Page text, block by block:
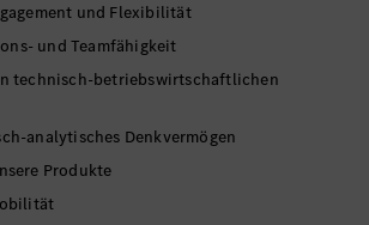
und Flexibilität
und Teamfähigkeit
technisch-betriebswirtschaftlichen
analytisches Denkvermögen
Produkte